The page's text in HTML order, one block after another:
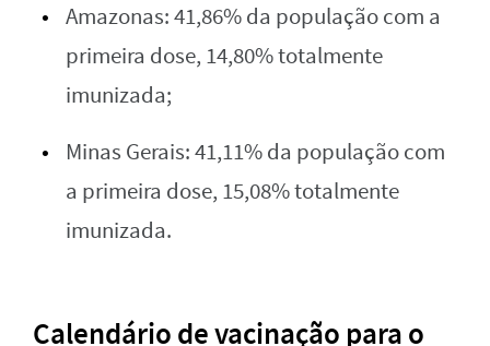
Amazonas: 41,86% da população com a
primeira dose, 14,80% totalmente
imunizada;
Minas Gerais: 41,11% da população com
a primeira dose, 15,08% totalmente
imunizada.
Calendário de vacinação para o